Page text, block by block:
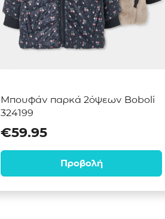
Μπουφάν παρκά 2όψεων Boboli
324199
€59.95
Προβολή